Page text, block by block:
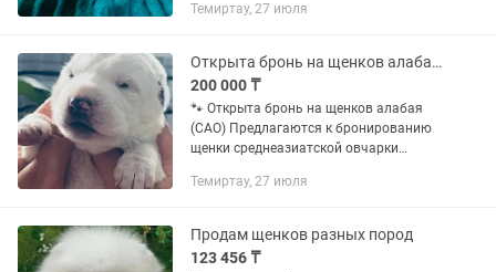
Темиртау, 27 июля
Открыта бронь на щенков алабая (САО)
200 000 ₸
🐾 Открыта бронь на щенков алабая
(САО) Предлагаются к бронированию
щенки среднеазиатской овчарки
родителей. В помёте: • 5 мальчиков —
Темиртау, 27 июля
Продам щенков разных пород
123 456 ₸